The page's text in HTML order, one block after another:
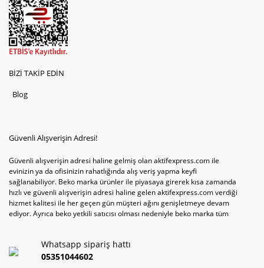
BİZİ TAKİP EDİN
Blog
Güvenli Alışverişin Adresi!
Güvenli alışverişin adresi haline gelmiş olan aktifexpress.com ile
evinizin ya da ofisinizin rahatlığında alış veriş yapma keyfi
sağlanabiliyor. Beko marka ürünler ile piyasaya girerek kısa zamanda
hızlı ve güvenli alışverişin adresi haline gelen aktifexpress.com verdiği
hizmet kalitesi ile her geçen gün müşteri ağını genişletmeye devam
ediyor. Ayrıca beko yetkili satıcısı olması nedeniyle beko marka tüm
televizyon ya da bulaşık makinesi değil aynı zamanda çamaşır makinesi
ve kurutma makinesi tercihlerini de hızlı ve güvenli alışveriş ile
Whatsapp sipariş hattı
05351044602